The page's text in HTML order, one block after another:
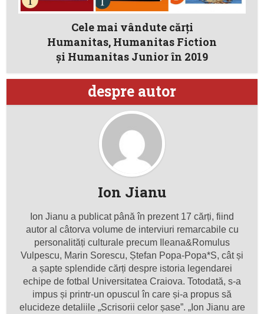
Cele mai vândute cărți
Humanitas, Humanitas Fiction
și Humanitas Junior în 2019
despre autor
Ion Jianu
Ion Jianu a publicat până în prezent 17 cărți, fiind
autor al câtorva volume de interviuri remarcabile cu
personalități culturale precum Ileana&Romulus
Vulpescu, Marin Sorescu, Ștefan Popa-Popa*S, cât și
a șapte splendide cărți despre istoria legendarei
echipe de fotbal Universitatea Craiova. Totodată, s-a
impus și printr-un opuscul în care și-a propus să
elucideze detaliile „Scrisorii celor șase”. „Ion Jianu are